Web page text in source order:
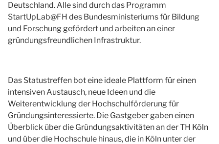
Deutschland. Alle sind durch das Programm
StartUpLab@FH des Bundesministeriums für Bildung
und Forschung gefördert und arbeiten an einer
gründungsfreundlichen Infrastruktur.
Das Statustreffen bot eine ideale Plattform für einen
intensiven Austausch, neue Ideen und die
Weiterentwicklung der Hochschulförderung für
Gründungsinteressierte. Die Gastgeber gaben einen
Überblick über die Gründungsaktivitäten an der TH Köln
und über die Hochschule hinaus, die in Köln unter der